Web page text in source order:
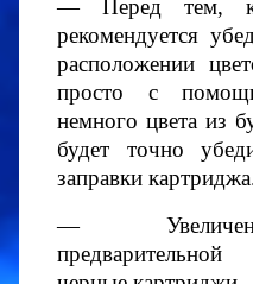
— Перед тем,
рекомендуется
расположении
просто с
немного цвета из
будет точно
заправки
—